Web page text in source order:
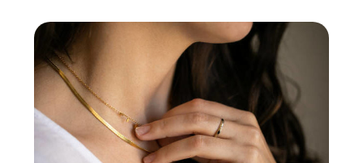
PROTÉGER
VOTRE
VÉHICULE
MODERNE
HAUT